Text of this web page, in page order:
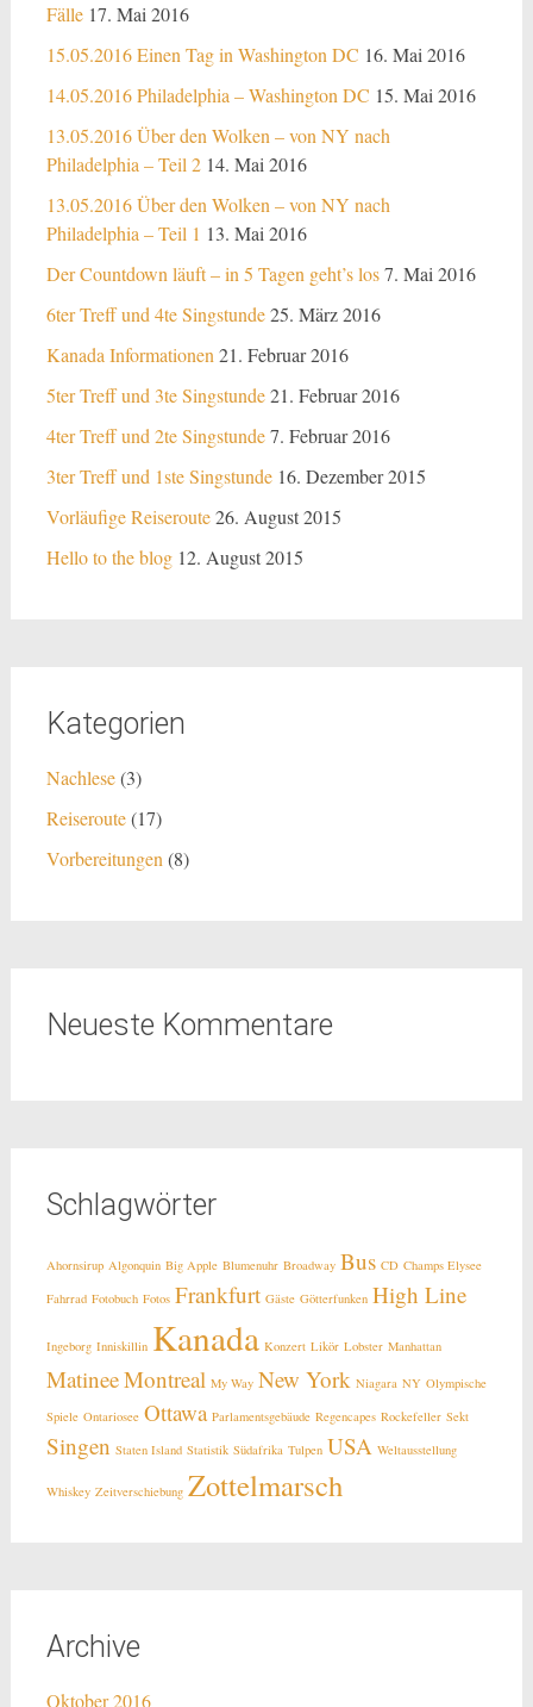
Fälle 17. Mai 2016
15.05.2016 Einen Tag in Washington DC 16. Mai 2016
14.05.2016 Philadelphia – Washington DC 15. Mai 2016
13.05.2016 Über den Wolken – von NY nach
Philadelphia – Teil 2 14. Mai 2016
13.05.2016 Über den Wolken – von NY nach
Philadelphia – Teil 1 13. Mai 2016
Der Countdown läuft – in 5 Tagen geht’s los7. Mai 2016
6ter Treff und 4te Singstunde25. März 2016
Kanada Informationen21. Februar 2016
5ter Treff und 3te Singstunde21. Februar 2016
4ter Treff und 2te Singstunde7. Februar 2016
3ter Treff und 1ste Singstunde 16. Dezember 2015
Vorläufige Reiseroute26. August 2015
Hello to the blog 12. August 2015
Kategorien
Nachlese(3)
Reiseroute(17)
Vorbereitungen(8)
Neueste Kommentare
Schlagwörter
Ahornsirup Algonquin Big Apple Blumenuhr Broadway Bus CD Champs Elysee
Fahrrad Fotobuch Fotos Frankfurt Gäste Götterfunken High Line
Ingeborg Inniskillin Kanada Konzert Likör Lobster Manhattan
MatineeMontreal My Way New York Niagara NY Olympische
Spiele Ontariosee Ottawa Parlamentsgebäude Regencapes Rockefeller Sekt
Singen Staten Island Statistik Südafrika Tulpen USA Weltausstellung
Whiskey Zeitverschiebung Zottelmarsch
Archive
Oktober 2016